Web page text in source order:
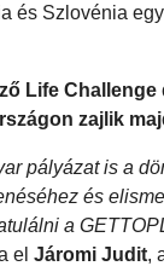
és Szlovénia
Life
zajlik
pályázat is a
és
a
el Járomi Judit,